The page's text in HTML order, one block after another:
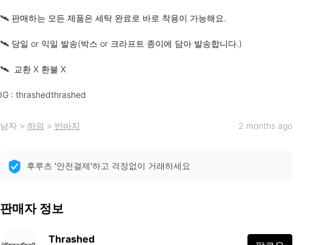
🛰️ 판매하는 모든 제품은 세탁 완료로 바로 착용이 가능해요.
🛰️ 당일 or 익일 발송(박스 or 크라프트 종이에 담아 발송합니다.)
🛰️  교환 X 환불 X
IG : thrashedthrashed
남자> 하의 > 반바지 2 months ago
후루츠 '안전결제'하고 걱정없이 거래하세요
판매자 정보
Thrashed